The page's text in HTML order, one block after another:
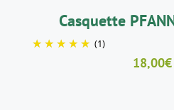
Casquette
(1)
18,00€